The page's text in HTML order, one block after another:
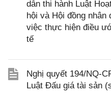
dẫn thi hành Luật
hội và Hội đồng
việc thực hiện điều
tế
Nghị quyết 194/NQ-
Luật Đấu giá tài sản